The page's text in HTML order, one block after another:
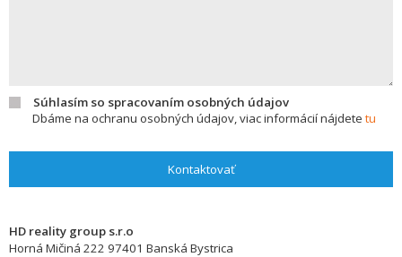
Súhlasím so spracovaním osobných údajov
Dbáme na ochranu osobných údajov, viac informácií nájdete tu
Kontaktovať
HD reality group s.r.o
Horná Mičiná 222 97401 Banská Bystrica